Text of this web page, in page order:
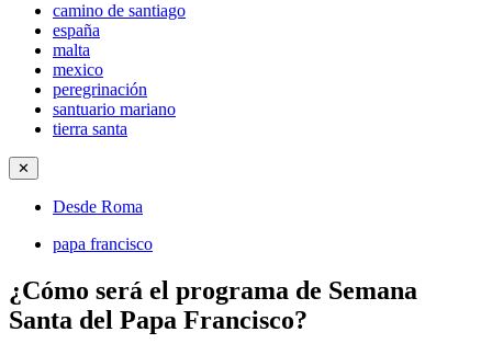
camino de santiago
españa
malta
mexico
peregrinación
santuario mariano
tierra santa
✕
Desde Roma
papa francisco
¿Cómo será el programa de Semana
Santa del Papa Francisco?